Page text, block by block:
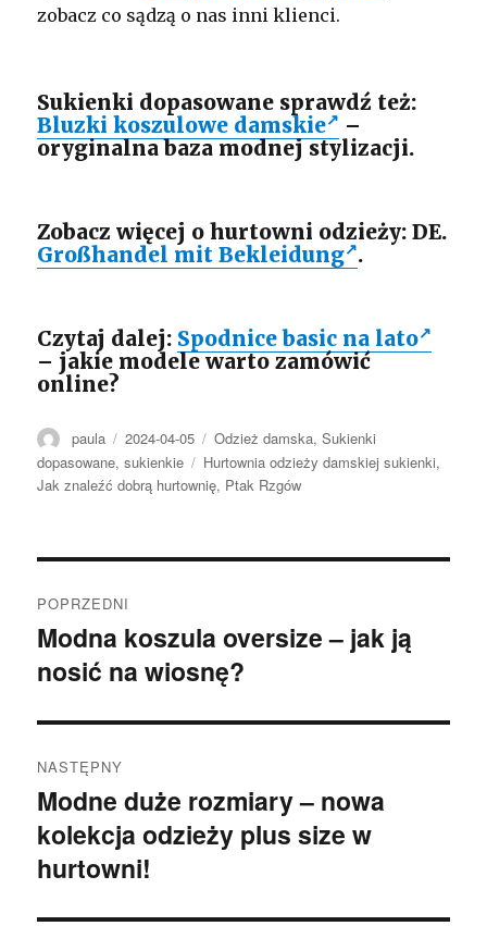
zobacz co sądzą o nas inni klienci.
Sukienki dopasowane sprawdź też:
Bluzki koszulowe damskie
–
oryginalna baza modnej stylizacji.
Zobacz więcej o hurtowni odzieży: DE.
Großhandel mit Bekleidung .
Czytaj dalej: Spodnice basic na lato
– jakie modele warto zamówić
online?
Autor
paula Opublikowano
2024-04-05 Kategorie
Odzież damska,Sukienki
dopasowane,sukienkie Tagi
Hurtownia odzieży damskiej sukienki,
Jak znaleźć dobrą hurtownię, Ptak Rzgów
wpisu
POPRZEDNI
Poprzedni
wpis:
Modna koszula oversize – jak ją
nosić na wiosnę?
NASTĘPNY
Następny
wpis:
Modne duże rozmiary – nowa
kolekcja odzieży plus size w
hurtowni!